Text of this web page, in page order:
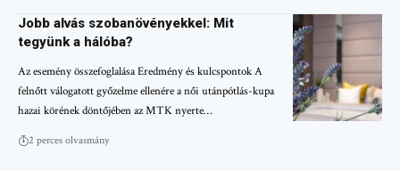
Jobb alvás szobanövényekkel: Mit
tegyünk a hálóba?
Az esemény összefoglalása Eredmény és kulcspontok A
felnőtt válogatott győzelme ellenére a női utánpótlás-kupa
hazai körének döntőjében az MTK nyerte…
2 perces olvasmány